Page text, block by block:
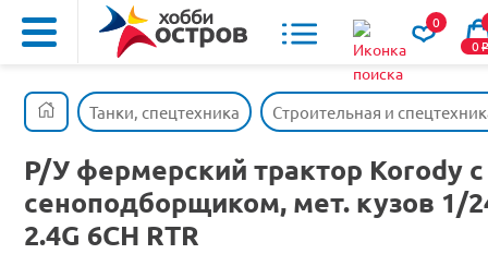
0
0o
Танки, спецтехника Строительная и
Р/У фермерский трактор Korody с
сеноподборщиком, мет. кузов 1/
2.4G 6CH RTR